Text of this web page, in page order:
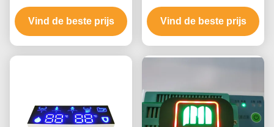
Vertoning ROHS voor
Macht
Vind de beste prijs
LEIDENE Vertoning
Twee Kleur 3 Cijfer
Vind de beste prijs